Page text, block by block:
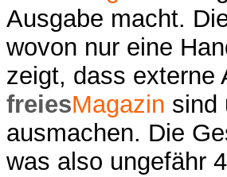
Ausgabe macht.
wovon nur eine
zeigt, dass externe
freiesMagazin sind
ausmachen. Die
was also ungefähr